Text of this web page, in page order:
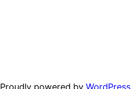
Proudly powered byWordPress